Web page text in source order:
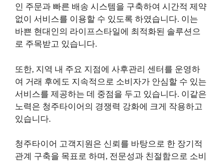
인 주문과 빠른 배송 시스템을 구축하여 시간적 제약
없이 서비스를 이용할 수 있도록 하였습니다. 이는
바쁜 현대인의 라이프스타일에 최적화된 솔루션으
로 주목받고 있습니다.
또한, 지역 내 주요 지점에 사후관리 센터를 운영하
여 거래 후에도 지속적으로 소비자가 안심할 수 있는
서비스를 제공하는 데 중점을 두고 있습니다. 이같은
노력은 청주타이어의 경쟁력 강화에 크게 작용하고
있습니다.
청주타이어 고객지원은 신뢰를 바탕으로 한 장기적
관계 구축을 목표로 하며, 전문성과 친절함으로 소비